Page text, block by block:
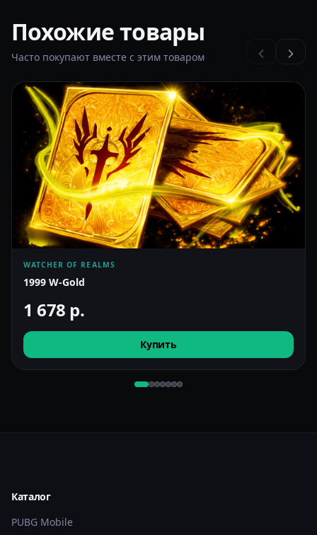
Похожие товары
Часто покупают вместе с этим товаром
WATCHER OF REALMS
1999 W-Gold
1 678 р.
Купить
Каталог
PUBG Mobile